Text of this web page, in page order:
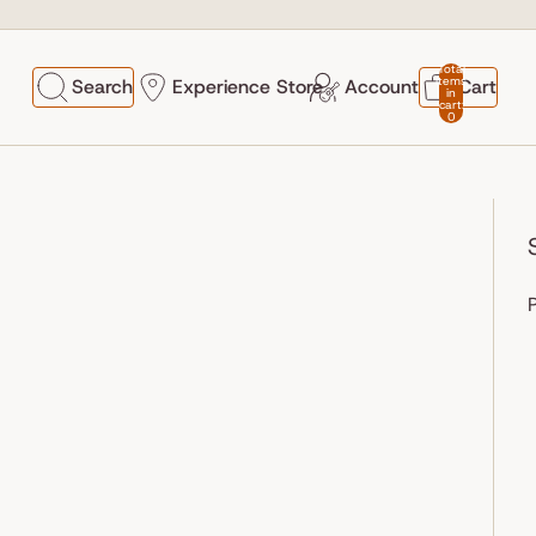
Search Experience Store Account
Total
items
in
cart:
0
Cart